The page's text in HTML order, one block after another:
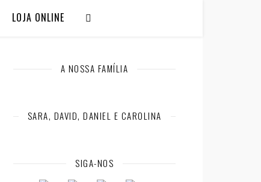
LOJA ONLINE
A NOSSA FAMÍLIA
SARA, DAVID, DANIEL E CAROLINA
SIGA-NOS